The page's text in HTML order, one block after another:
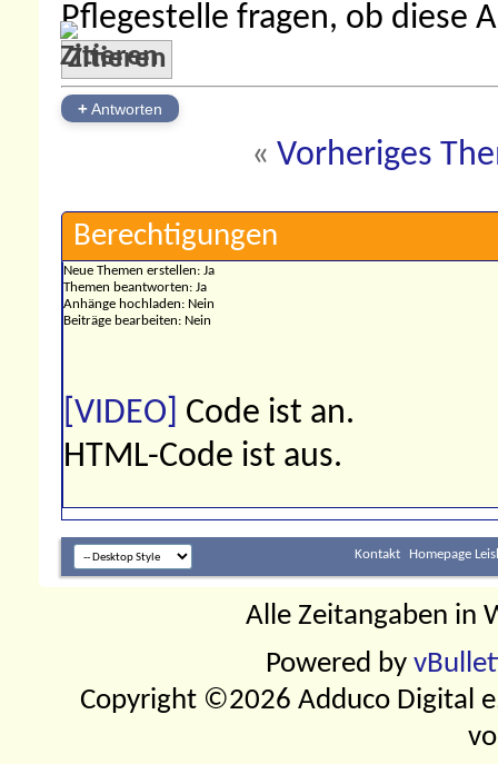
Pflegestelle fragen, ob diese
Zitieren
+Antworten
« Vorheriges
Berechtigungen
Neue Themen erstellen: Ja
Themen beantworten: Ja
Anhänge hochladen: Nein
Beiträge bearbeiten: Nein
[VIDEO] Code ist an.
HTML-Code ist aus.
Kontakt Homepage
Alle Zeitangaben in
Powered by
Copyright ©2026 Adduco Digital